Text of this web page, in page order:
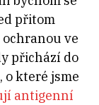
přitom
ve
přichází do
které jsme
antigenní